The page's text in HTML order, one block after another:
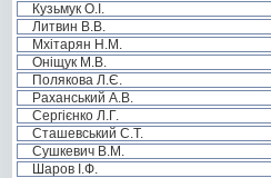
Кузьмук О.І.
Литвин В.В.
Мхітарян Н.М.
Оніщук М.В.
Полякова Л.Є.
Раханський А.В.
Сергієнко Л.Г.
Сташевський С.Т.
Сушкевич В.М.
Шаров І.Ф.